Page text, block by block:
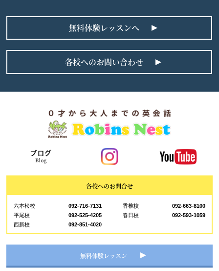
無料体験レッスンへ
各校へのお問い合わせ
各校へのお問合せ
六本松校 092-716-7131 香椎校
092-663-8100
平尾校
092-525-4205 春日校
092-593-1059
西新校
092-851-4020
無料体験レッスン